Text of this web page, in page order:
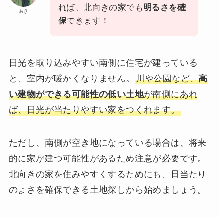
あき
れば、北向きの家でも明るさを確
保できます！
日光を取り込みやすい南側に住宅が建っている
と、室内が暖かくなりません。 川や公園など、高
い建物ができる可能性の低い土地が南側にあれ
ば、日光が当たりやすい家をつくれます。
ただし、南側が空き地になっている場合は、将来
的に家が建つ可能性があるため注意が必要です。
北向きの家を住みやすくするためにも、日当たり
のよさを確保できる土地探しから始めましょう。